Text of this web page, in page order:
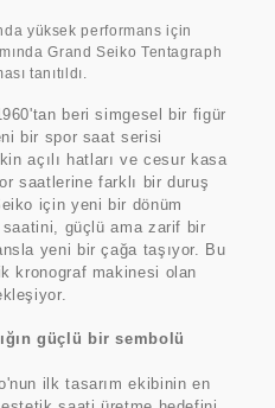
beri simgesel bir figür
bir spor saat serisi
açılı hatları ve cesur kasa
saatlerine farklı bir duruş
için yeni bir dönüm
saatini, güçlü ama zarif bir
yeni bir çağa taşıyor. Bu
kronograf makinesi olan
güçlü bir sembolü
ilk tasarım ekibinin en